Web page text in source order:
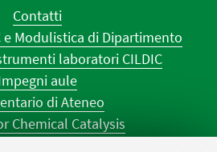
Contatti
e Modulistica di Dipartimento
laboratori CILDIC
aule
di Ateneo
Chemical Catalysis